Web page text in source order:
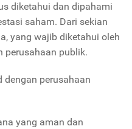
diketahui dan dipahami
saham. Dari sekian
yang wajib diketahui oleh
perusahaan publik.
dengan perusahaan
yang aman dan